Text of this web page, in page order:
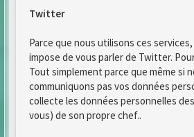
Twitter
Parce que nous utilisons ces services,
impose de vous parler de Twitter.
Tout simplement parce que même si
communiquons pas vos données
collecte les données personnelles
vous) de son propre chef..